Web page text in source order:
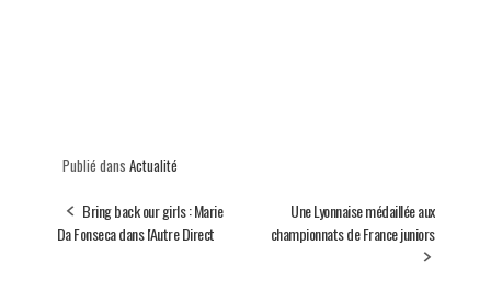
Publié dans Actualité
Bring back our girls : Marie
Da Fonseca dans l'Autre Direct
Une Lyonnaise médaillée aux
championnats de France juniors